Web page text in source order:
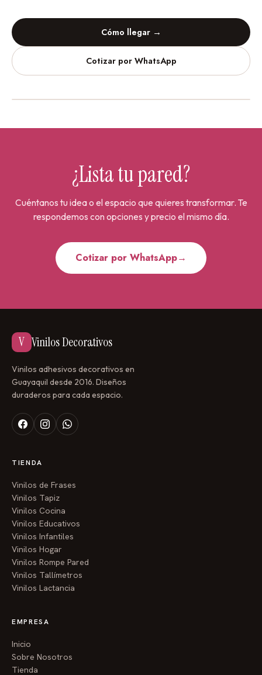
Cómo llegar →
Cotizar por WhatsApp
Vinilos Decorativos
¿Lista tu pared?
Cuéntanos tu idea o el espacio que quieres transformar. Te
respondemos con opciones y precio el mismo día.
Cotizar por WhatsApp→
V Vinilos Decorativos
Vinilos adhesivos decorativos en
Guayaquil desde 2016. Diseños
duraderos para cada espacio.
TIENDA
Vinilos de Frases
Vinilos Tapiz
Vinilos Cocina
Vinilos Educativos
Vinilos Infantiles
Vinilos Hogar
Vinilos Rompe Pared
Vinilos Tallímetros
Vinilos Lactancia
EMPRESA
Inicio
Sobre Nosotros
Tienda